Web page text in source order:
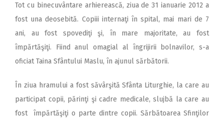
Tot cu binecuvântare arhierească, ziua de 31 ianuarie 2012 a
fost una deosebită. Copiii internaţi în spital, mai mari de 7
ani, au fost spovediţi şi, în mare majoritate, au fost
împărtăşiţi. Fiind anul omagial al îngrijirii bolnavilor, s-a
oficiat Taina Sfântului Maslu, în ajunul sărbătorii.
În ziua hramului a fost săvârşită Sfânta Liturghie, la care au
participat copii, părinţi şi cadre medicale, slujbă la care au
fost împărtăşiţi o parte dintre copii. Sărbătoarea Sfinţilor